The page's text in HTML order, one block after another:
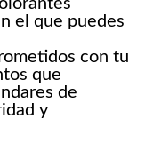
el que puedes
con tu
que
de
y